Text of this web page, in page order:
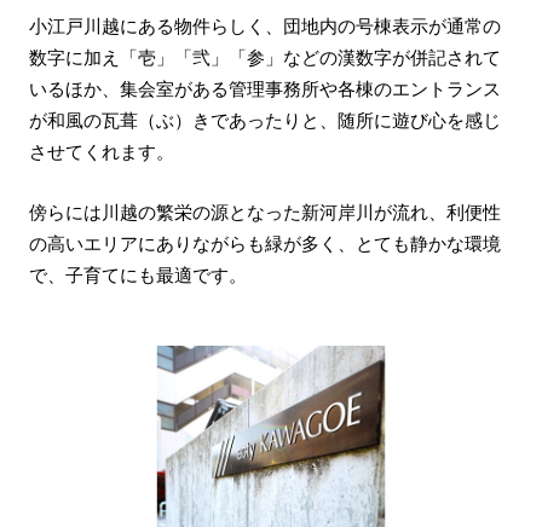
小江戸川越にある物件らしく、団地内の号棟表示が通常の
数字に加え「壱」「弐」「参」などの漢数字が併記されて
いるほか、集会室がある管理事務所や各棟のエントランス
が和風の瓦葺（ぶ）きであったりと、随所に遊び心を感じ
させてくれます。
傍らには川越の繁栄の源となった新河岸川が流れ、利便性
の高いエリアにありながらも緑が多く、とても静かな環境
で、子育てにも最適です。